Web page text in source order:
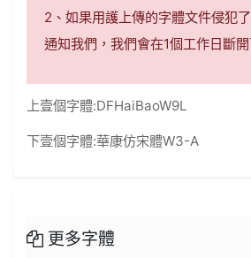
2、如果用護上傳的字體文件侵犯
通知我們，我們會在1個工作日斷
上壹個字體:DFHaiBaoW9L
下壹個字體:華康仿宋體W3-A
更多字體